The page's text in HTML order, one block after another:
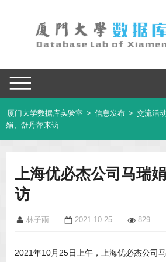
厦门大学数据库实验室 > 信息发布 > 交流活动
娟、舒丹萍来访
上海优必杰公司马瑞
访
林子雨 2021-10-25 829
2021年10月25日上午，上海优必杰公司